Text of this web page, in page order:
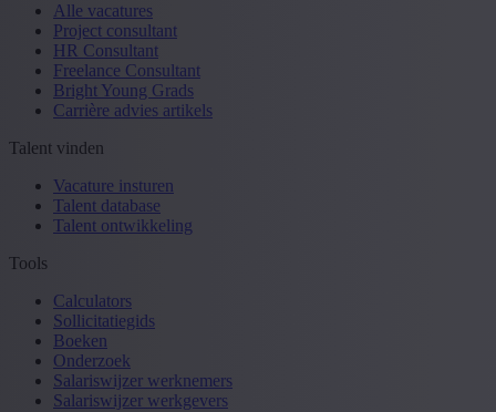
Alle vacatures
Project consultant
HR Consultant
Freelance Consultant
Bright Young Grads
Carrière advies artikels
Talent vinden
Vacature insturen
Talent database
Talent ontwikkeling
Tools
Calculators
Sollicitatiegids
Boeken
Onderzoek
Salariswijzer werknemers
Salariswijzer werkgevers